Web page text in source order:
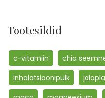
Tootesildid
c-vitamiin chia
inhalatsioonipulk